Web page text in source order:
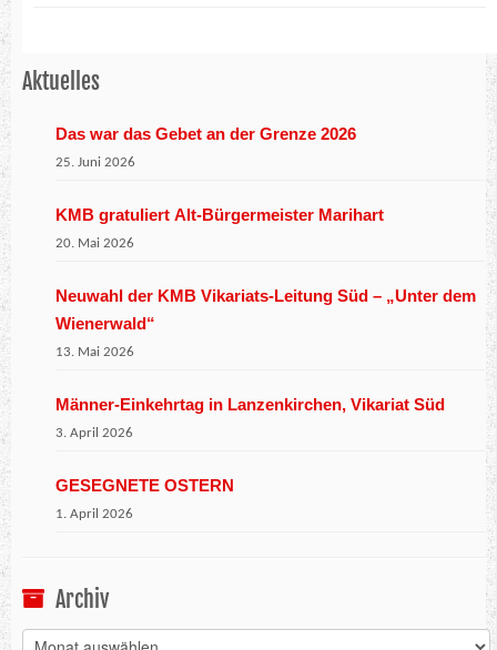
Aktuelles
Das war das Gebet an der Grenze 2026
25. Juni 2026
KMB gratuliert Alt-Bürgermeister Marihart
20. Mai 2026
Neuwahl der KMB Vikariats-Leitung Süd – „Unter dem
Wienerwald“
13. Mai 2026
Männer-Einkehrtag in Lanzenkirchen, Vikariat Süd
3. April 2026
GESEGNETE OSTERN
1. April 2026
Archiv
Archiv